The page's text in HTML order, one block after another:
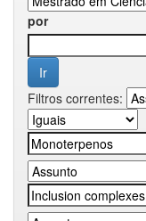
por
Filtros correntes: